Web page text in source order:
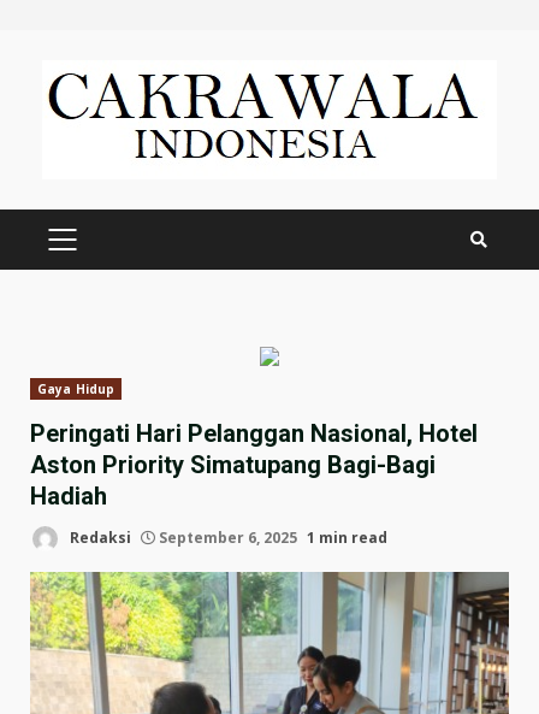
content
PRIMARY
Gaya Hidup
Peringati Hari Pelanggan Nasional, Hotel
Aston Priority Simatupang Bagi-Bagi
Hadiah
Redaksi September 6, 2025 1 min read